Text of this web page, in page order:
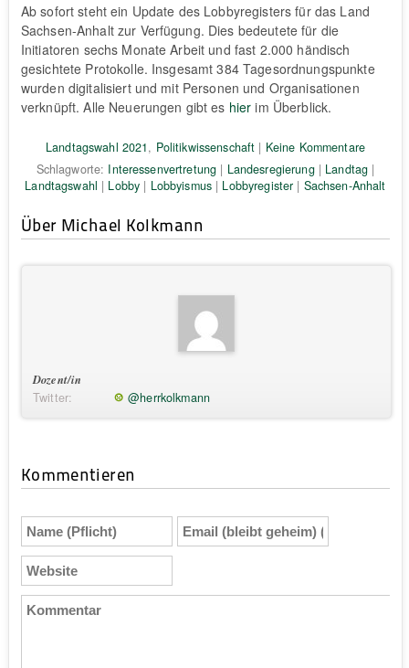
Ab sofort steht ein Update des Lobbyregisters für das Land
Sachsen-Anhalt zur Verfügung. Dies bedeutete für die
Initiatoren sechs Monate Arbeit und fast 2.000 händisch
gesichtete Protokolle. Insgesamt 384 Tagesordnungspunkte
wurden digitalisiert und mit Personen und Organisationen
verknüpft. Alle Neuerungen gibt es hier im Überblick.
Landtagswahl 2021, Politikwissenschaft | Keine Kommentare
Schlagworte: Interessenvertretung | Landesregierung| Landtag |
Landtagswahl | Lobby | Lobbyismus| Lobbyregister | Sachsen-Anhalt
Über Michael Kolkmann
Dozent/in
Twitter:
@herrkolkmann
Kommentieren
Name
(Pflicht)
Email
(bleibt
Website
Kommentar